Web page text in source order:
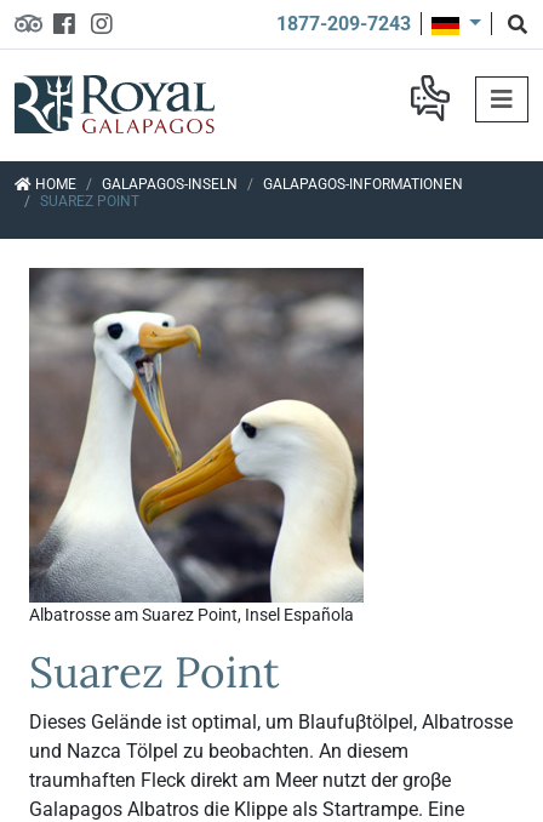
1877-209-7243
HOME GALAPAGOS-INSELN
GALAPAGOS-INFORMATIONEN
SUAREZ POINT
Albatrosse am Suarez Point, Insel Española
Suarez Point
Dieses Gelände ist optimal, um Blaufuβtölpel, Albatrosse
und Nazca Tölpel zu beobachten. An diesem
traumhaften Fleck direkt am Meer nutzt der groβe
Galapagos Albatros die Klippe als Startrampe. Eine